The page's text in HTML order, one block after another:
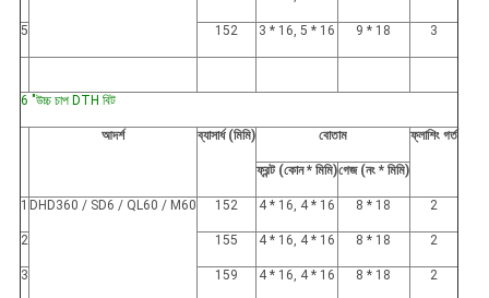
5 152 3 * 16, 5 * 16 9 * 18 3
6 "উচ্চ চাপ DTH বিট
আদর্শ ব্যাসার্ধ (মিমি) বোতাম ফ্লাশিং গর্ত
ফ্রন্ট (কোন * মিমি)গেজ (নং * মিমি)
1 DHD360 / SD6 / QL60 / M60 152 4 * 16, 4 * 16 8 * 18 2
2 155 4 * 16, 4 * 16 8 * 18 2
3 159 4 * 16, 4 * 16 8 * 18 2